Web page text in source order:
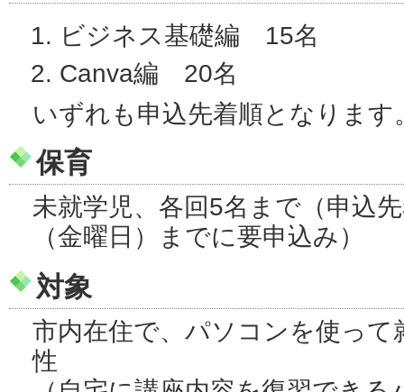
ビジネス基礎編 15名
Canva編 20名
いずれも申込先着順となります
保育
未就学児、各回5名まで（申込
（金曜日）までに要申込み）
対象
市内在住で、パソコンを使って
性